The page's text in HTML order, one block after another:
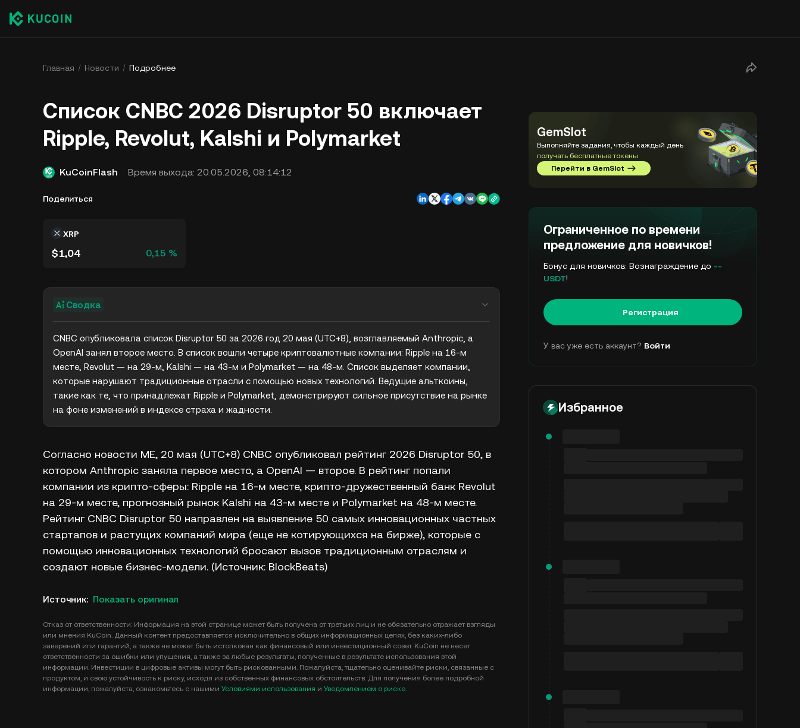
Главная Новости Подробнее
Список CNBC 2026 Disruptor 50 включает
Ripple, Revolut, Kalshi и Polymarket
KuCoinFlash Время выхода: 20.05.2026, 08:14:12
Поделиться
XRP
$1,04 0,15 %
Сводка
CNBC опубликовала список Disruptor 50 за 2026 год 20 мая (UTC+8), возглавляемый Anthropic, а
OpenAI занял второе место. В список вошли четыре криптовалютные компании: Ripple на 16-м
месте, Revolut — на 29-м, Kalshi — на 43-м и Polymarket — на 48-м. Список выделяет компании,
которые нарушают традиционные отрасли с помощью новых технологий. Ведущие альткоины,
такие как те, что принадлежат Ripple и Polymarket, демонстрируют сильное присутствие на рынке
на фоне изменений в индексе страха и жадности.
Согласно новости ME, 20 мая (UTC+8) CNBC опубликовал рейтинг 2026 Disruptor 50, в
котором Anthropic заняла первое место, а OpenAI — второе. В рейтинг попали
компании из крипто-сферы: Ripple на 16-м месте, крипто-дружественный банк Revolut
на 29-м месте, прогнозный рынок Kalshi на 43-м месте и Polymarket на 48-м месте.
Рейтинг CNBC Disruptor 50 направлен на выявление 50 самых инновационных частных
стартапов и растущих компаний мира (еще не котирующихся на бирже), которые с
помощью инновационных технологий бросают вызов традиционным отраслям и
создают новые бизнес-модели. (Источник: BlockBeats)
Источник: Показать оригинал
Отказ от ответственности: Информация на этой странице может быть получена от третьих лиц и не обязательно отражает взгляды
или мнения KuCoin. Данный контент предоставляется исключительно в общих информационных целях, без каких-либо
заверений или гарантий, а также не может быть истолкован как финансовый или инвестиционный совет. KuCoin не несет
ответственности за ошибки или упущения, а также за любые результаты, полученные в результате использования этой
информации. Инвестиции в цифровые активы могут быть рискованными. Пожалуйста, тщательно оценивайте риски, связанные с
продуктом, и свою устойчивость к риску, исходя из собственных финансовых обстоятельств. Для получения более подробной
информации, пожалуйста, ознакомьтесь с нашими Условиями использования и Уведомлением о риске.
GemSlot
Выполняйте задания, чтобы каждый день
получать бесплатные токены
Перейти в GemSlot
Ограниченное по времени
предложение для новичков!
Бонус для новичков: Вознаграждение до --
USDT!
Регистрация
У вас уже есть аккаунт? Войти
Избранное